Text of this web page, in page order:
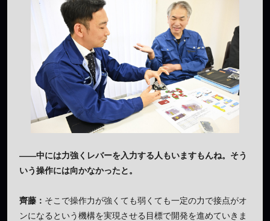
——中には力強くレバーを入力する人もいますもんね。そう
いう操作には向かなかったと。
齊藤： そこで操作力が強くても弱くても一定の力で接点がオ
ンになるという機構を実現させる目標で開発を進めていきま